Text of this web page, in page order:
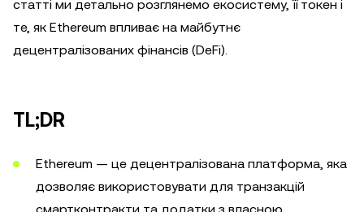
статті ми детально розглянемо екосистему, її токен і
те, як Ethereum впливає на майбутнє
децентралізованих фінансів (DeFi).
TL;DR
Ethereum — це децентралізована платформа, яка
дозволяє використовувати для транзакцій